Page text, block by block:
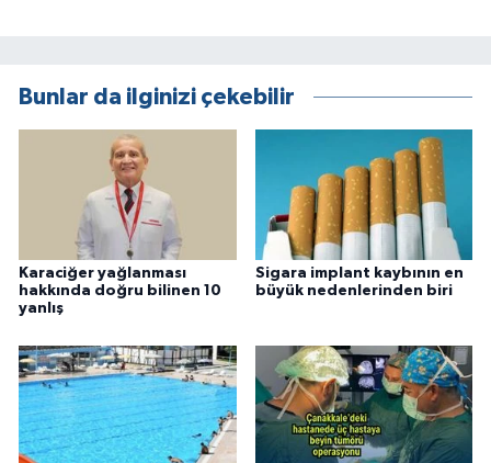
Bunlar da ilginizi çekebilir
Karaciğer yağlanması
hakkında doğru bilinen 10
yanlış
Sigara implant kaybının en
büyük nedenlerinden biri